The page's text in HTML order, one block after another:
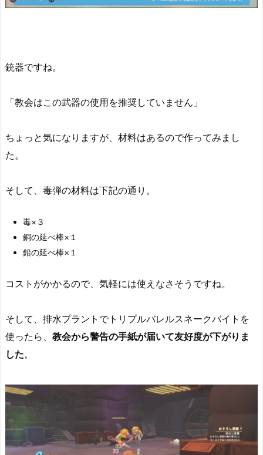
銃器ですね。
「教会はこの武器の使用を推奨していません」
ちょっと気になりますが、材料はあるので作ってみまし
た。
そして、毒弾の材料は下記の通り。
毒×３
銅の延べ棒×１
鉛の延べ棒×１
コストがかかるので、気軽には使えなさそうですね。
そして、排水プラントでトリプルバレルスネークバイトを
使ったら、 教会から警告の手紙が届いて友好度が下がりま
した。